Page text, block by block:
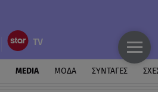
MEDIA ΜΟΔΑ ΣΥΝΤΑΓΕΣ